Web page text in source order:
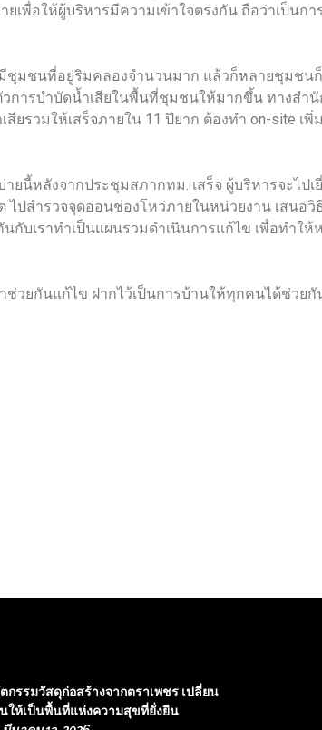
ให้ผู้บริหารมีความเข้าใจตรงกัน ถือว่าเป็นกา
มีชุมชนที่อยู่ริมคลองจำนวนมาก แล้วก็หลายชุมช
วการบำบัดน้ำเสียในพื้นที่ชุมชนให้มากขึ้น ทางสำ
ยรวมให้เสร็จภายใน 11 ปียาก ต้องทำ on-site เ
ยนี้หลังจากประชุมสภากทม. เสร็จ ผู้บริหารจะไป
ไปสำรวจจุดอ่อนช่องโหว่ภายในหน่วยงาน เสน
บเราทำเป็นแผนรวมดำเนินการแก้ไข เพื่อทำใ
วยกันแก้ไข ฝากไว้เป็นการบ้านให้ทุกคนได้ช่วยกั
กรรมวัสดุก่อสร้างจากตราเพชร เปลี่ยน
ให้เป็นพื้นที่แห่งความสุขที่ยั่งยืน